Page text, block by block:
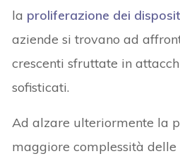
la proliferazione dei
aziende si trovano ad
crescenti sfruttate in
sofisticati.
Ad alzare ulteriormente la
maggiore complessità